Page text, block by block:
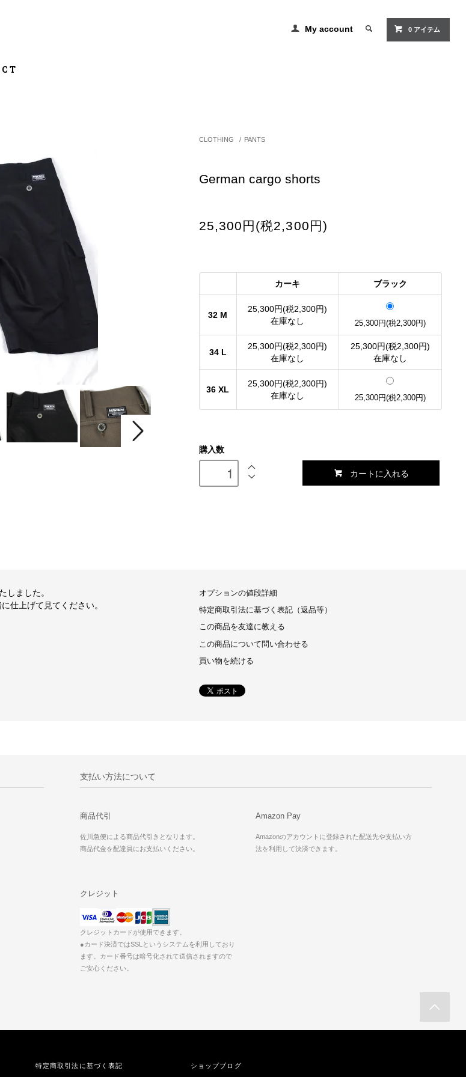
My account 0 アイテム
CLOTHING / PANTS
German cargo shorts
25,300円(税2,300円)
カーキ ブラック
32 M
25,300円(税2,300円)
在庫なし
25,300円(税2,300円)
34 L
25,300円(税2,300円)
在庫なし
25,300円(税2,300円)
在庫なし
36 XL
25,300円(税2,300円)
在庫なし
25,300円(税2,300円)
購入数
カートに入れる
しました。
仕上げて見てください。
オプションの値段詳細
特定商取引法に基づく表記（返品等）
この商品を友達に教える
この商品について問い合わせる
買い物を続ける
支払い方法について
商品代引
佐川急便による商品代引きとなります。
商品代金を配達員にお支払いください。
Amazon Pay
Amazonのアカウントに登録された配送先や支払い方
法を利用して決済できます。
クレジット
クレジットカードが使用できます。
●カード決済ではSSLというシステムを利用しており
ます。カード番号は暗号化されて送信されますので
ご安心ください。
特定商取引法に基づく表記 ショップブログ